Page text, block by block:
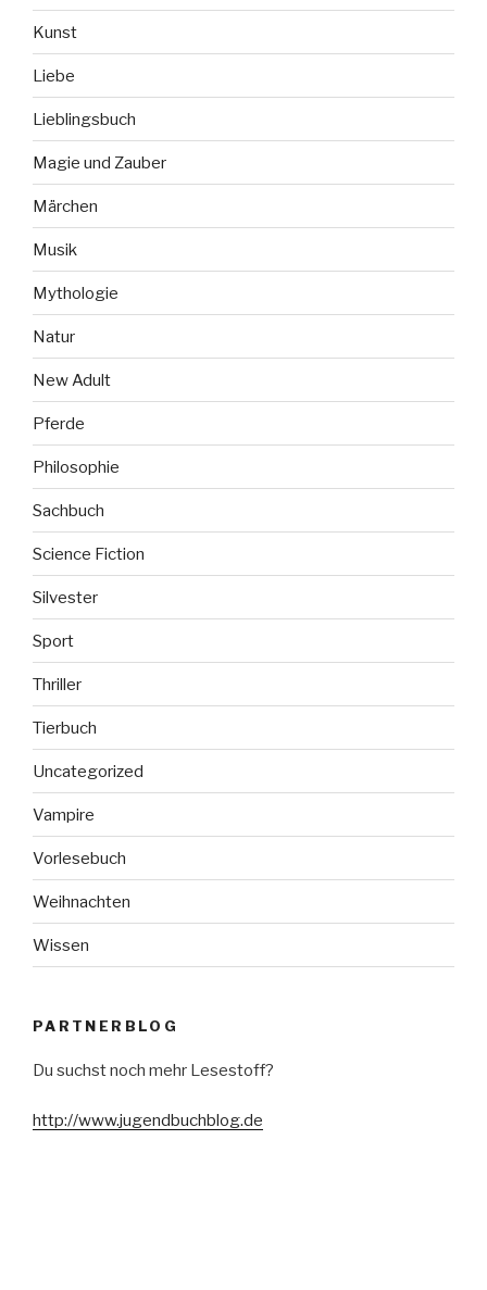
Kunst
Liebe
Lieblingsbuch
Magie und Zauber
Märchen
Musik
Mythologie
Natur
New Adult
Pferde
Philosophie
Sachbuch
Science Fiction
Silvester
Sport
Thriller
Tierbuch
Uncategorized
Vampire
Vorlesebuch
Weihnachten
Wissen
PARTNERBLOG
Du suchst noch mehr Lesestoff?
http://www.jugendbuchblog.de